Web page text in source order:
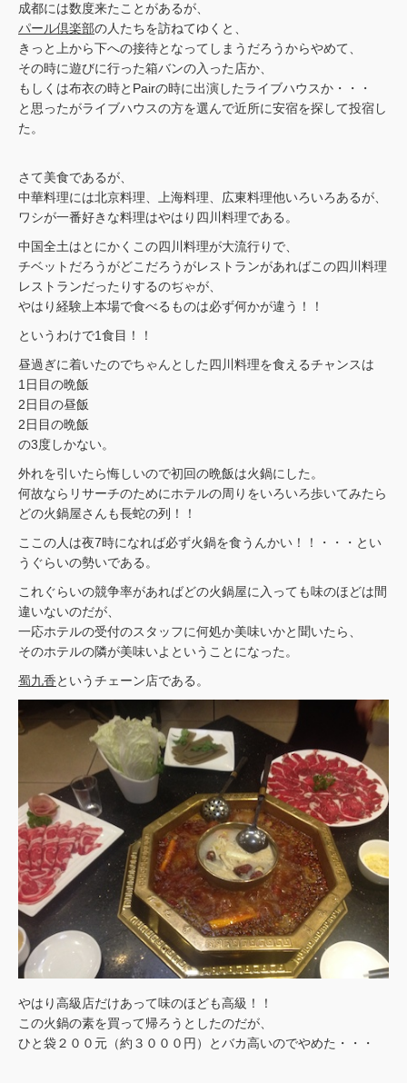
成都には数度来たことがあるが、
パール倶楽部の人たちを訪ねてゆくと、
きっと上から下への接待となってしまうだろうからやめて、
その時に遊びに行った箱バンの入った店か、
もしくは布衣の時とPairの時に出演したライブハウスか・・・
と思ったがライブハウスの方を選んで近所に安宿を探して投宿し
た。
さて美食であるが、
中華料理には北京料理、上海料理、広東料理他いろいろあるが、
ワシが一番好きな料理はやはり四川料理である。
中国全土はとにかくこの四川料理が大流行りで、
チベットだろうがどこだろうがレストランがあればこの四川料理
レストランだったりするのぢゃが、
やはり経験上本場で食べるものは必ず何かが違う！！
というわけで1食目！！
昼過ぎに着いたのでちゃんとした四川料理を食えるチャンスは
1日目の晩飯
2日目の昼飯
2日目の晩飯
の3度しかない。
外れを引いたら悔しいので初回の晩飯は火鍋にした。
何故ならリサーチのためにホテルの周りをいろいろ歩いてみたら
どの火鍋屋さんも長蛇の列！！
ここの人は夜7時になれば必ず火鍋を食うんかい！！・・・とい
うぐらいの勢いである。
これぐらいの競争率があればどの火鍋屋に入っても味のほどは間
違いないのだが、
一応ホテルの受付のスタッフに何処か美味いかと聞いたら、
そのホテルの隣が美味いよということになった。
蜀九香というチェーン店である。
やはり高級店だけあって味のほども高級！！
この火鍋の素を買って帰ろうとしたのだが、
ひと袋２００元（約３０００円）とバカ高いのでやめた・・・